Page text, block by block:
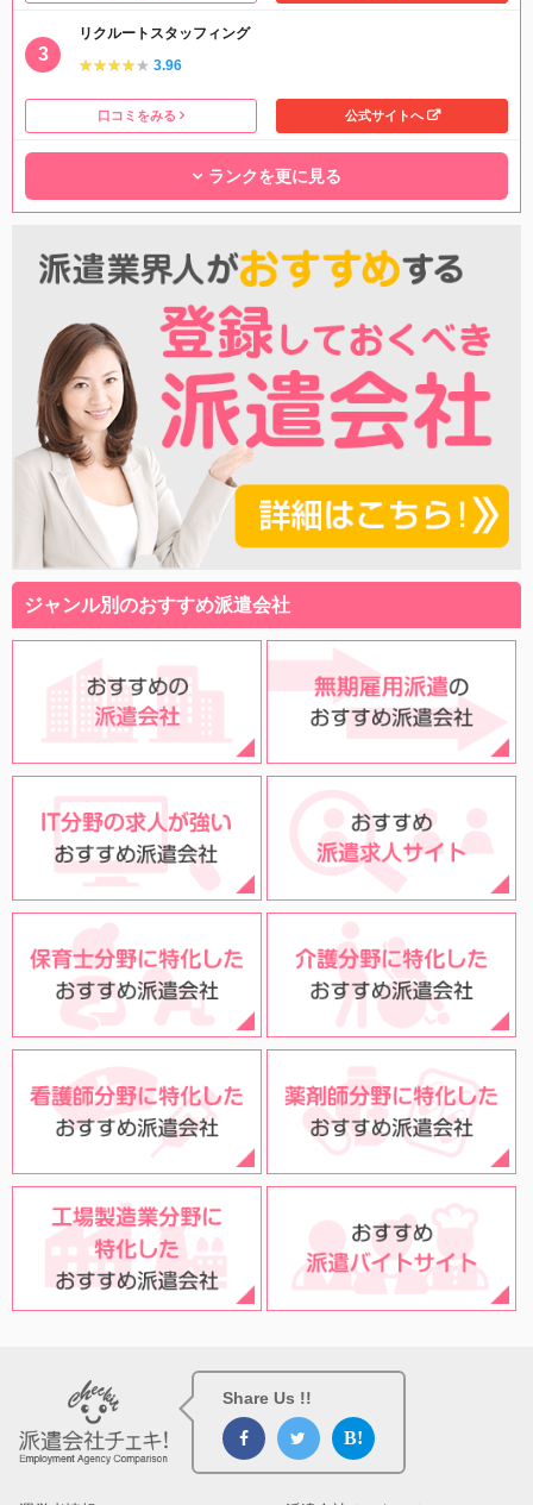
リクルートスタッフィング
★★★★★
★★★★★ 3.96
口コミをみる 公式サイトへ
ランクを更に見る
ジャンル別のおすすめ派遣会社
Share Us !!